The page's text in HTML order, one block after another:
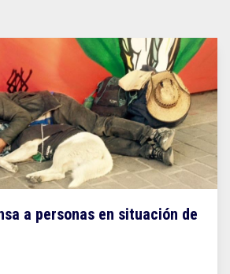
a personas en situación de